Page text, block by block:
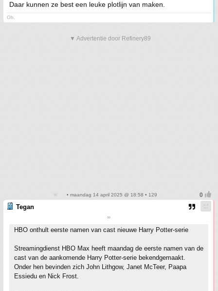
Daar kunnen ze best een leuke plotlijn van maken.
Oh.
▼ Advertentie door Refinery89
• maandag 14 april 2025 @ 18:58 • 129
Tegan
∞
HBO onthult eerste namen van cast nieuwe Harry Potter-serie
Streamingdienst HBO Max heeft maandag de eerste namen van de
cast van de aankomende Harry Potter-serie bekendgemaakt.
Onder hen bevinden zich John Lithgow, Janet McTeer, Paapa
Essiedu en Nick Frost.